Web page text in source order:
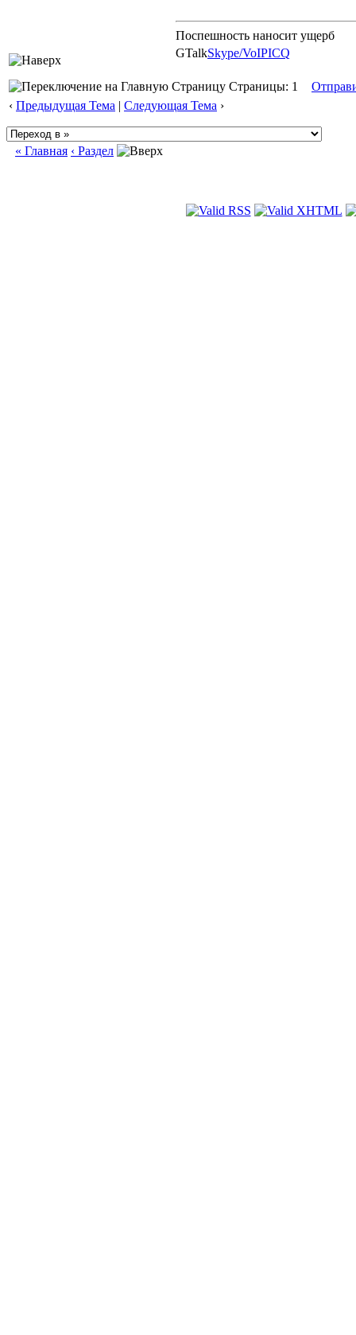
Поспешность наносит ущерб
GTalkSkype/VoIPICQ
Страницы: 1
‹ Предыдущая Тема | Следующая Тема ›
« Главная ‹ Раздел